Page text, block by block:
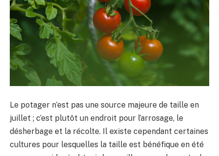
Le potager n’est pas une source majeure de taille en
juillet ; c’est plutôt un endroit pour l’arrosage, le
désherbage et la récolte. Il existe cependant certaines
cultures pour lesquelles la taille est bénéfique en été